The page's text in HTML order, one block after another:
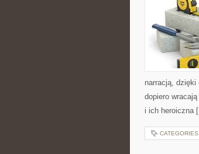
narracją,
dopiero
i ich heroiczna
CATEGORIES: